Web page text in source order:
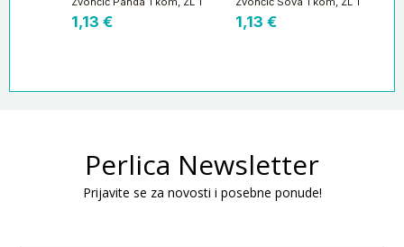
1,13 € 1,13 €
Perlica Newsletter
Prijavite se za novosti i posebne ponude!